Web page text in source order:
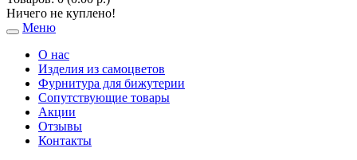
Ничего не куплено!
Toggle
navigation
Меню
О нас
Изделия из самоцветов
Фурнитура для бижутерии
Сопутствующие товары
Акции
Отзывы
Контакты